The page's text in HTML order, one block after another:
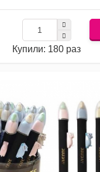
Купили: 180 раз